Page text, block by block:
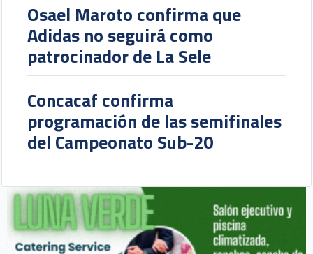
Osael Maroto confirma que
Adidas no seguirá como
patrocinador de La Sele
Concacaf confirma
programación de las semifinales
del Campeonato Sub-20